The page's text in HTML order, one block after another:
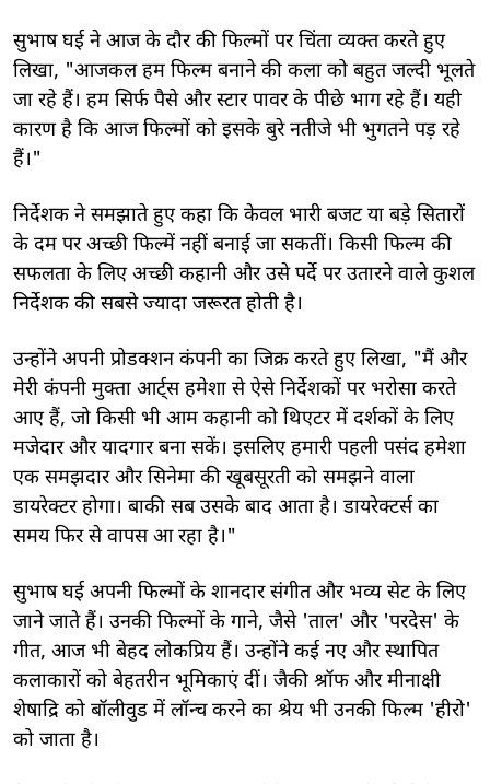
सुभाष घई ने आज के दौर की फिल्मों पर चिंता व्यक्त करते हुए
लिखा, "आजकल हम फिल्म बनाने की कला को बहुत जल्दी भूलते
जा रहे हैं। हम सिर्फ पैसे और स्टार पावर के पीछे भाग रहे हैं। यही
कारण है कि आज फिल्मों को इसके बुरे नतीजे भी भुगतने पड़ रहे
हैं।"
निर्देशक ने समझाते हुए कहा कि केवल भारी बजट या बड़े सितारों
के दम पर अच्छी फिल्में नहीं बनाई जा सकतीं। किसी फिल्म की
सफलता के लिए अच्छी कहानी और उसे पर्दे पर उतारने वाले कुशल
निर्देशक की सबसे ज्यादा जरूरत होती है।
उन्होंने अपनी प्रोडक्शन कंपनी का जिक्र करते हुए लिखा, "मैं और
मेरी कंपनी मुक्ता आर्ट्स हमेशा से ऐसे निर्देशकों पर भरोसा करते
आए हैं, जो किसी भी आम कहानी को थिएटर में दर्शकों के लिए
मजेदार और यादगार बना सकें। इसलिए हमारी पहली पसंद हमेशा
एक समझदार और सिनेमा की खूबसूरती को समझने वाला
डायरेक्टर होगा। बाकी सब उसके बाद आता है। डायरेक्टर्स का
समय फिर से वापस आ रहा है।"
सुभाष घई अपनी फिल्मों के शानदार संगीत और भव्य सेट के लिए
जाने जाते हैं। उनकी फिल्मों के गाने, जैसे 'ताल' और 'परदेस' के
गीत, आज भी बेहद लोकप्रिय हैं। उन्होंने कई नए और स्थापित
कलाकारों को बेहतरीन भूमिकाएं दीं। जैकी श्रॉफ और मीनाक्षी
शेषाद्रि को बॉलीवुड में लॉन्च करने का श्रेय भी उनकी फिल्म 'हीरो'
को जाता है।